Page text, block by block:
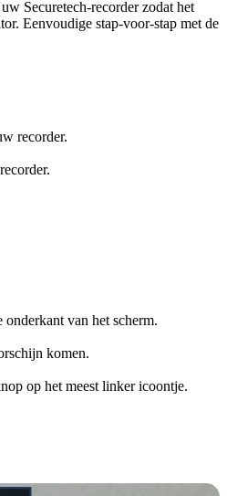
Securetech-recorder zodat het
Eenvoudige stap-voor-stap met de
recorder.
van het scherm.
komen.
op het meest linker icoontje.